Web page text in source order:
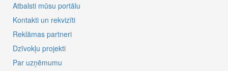
Atbalsti mūsu portālu
Kontakti un rekvizīti
Reklāmas partneri
Dzīvokļu projekti
Par uzņēmumu